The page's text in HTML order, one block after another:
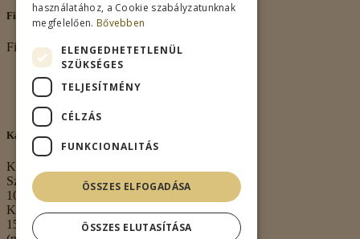
Fiókom
Fiókom
Fiókom
Rendeléseim
Kívánságlista
Kapcsolat
Kapcsolat
Székhely:
1063 Budapest,
Kmety György u.
15. 3. em. 1.
használatához, a Cookie szabályzatunknak
megfelelően. Bővebben
ELENGEDHETETLENÜL
SZÜKSÉGES
TELJESÍTMÉNY
CÉLZÁS
FUNKCIONALITÁS
ÖSSZES ELFOGADÁSA
ÖSSZES ELUTASÍTÁSA